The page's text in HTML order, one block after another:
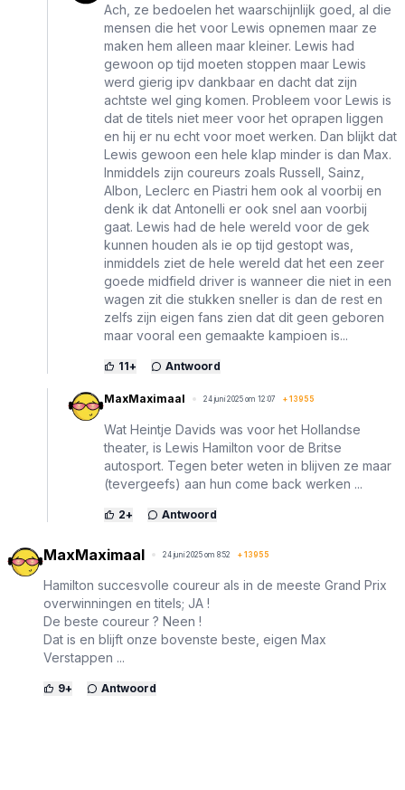
Ach, ze bedoelen het waarschijnlijk goed, al die
mensen die het voor Lewis opnemen maar ze
maken hem alleen maar kleiner. Lewis had
gewoon op tijd moeten stoppen maar Lewis
werd gierig ipv dankbaar en dacht dat zijn
achtste wel ging komen. Probleem voor Lewis is
dat de titels niet meer voor het oprapen liggen
en hij er nu echt voor moet werken. Dan blijkt dat
Lewis gewoon een hele klap minder is dan Max.
Inmiddels zijn coureurs zoals Russell, Sainz,
Albon, Leclerc en Piastri hem ook al voorbij en
denk ik dat Antonelli er ook snel aan voorbij
gaat. Lewis had de hele wereld voor de gek
kunnen houden als ie op tijd gestopt was,
inmiddels ziet de hele wereld dat het een zeer
goede midfield driver is wanneer die niet in een
wagen zit die stukken sneller is dan de rest en
zelfs zijn eigen fans zien dat dit geen geboren
maar vooral een gemaakte kampioen is...
11+ Antwoord
MaxMaximaal 24 juni 2025 om 12:07 + 13955
Wat Heintje Davids was voor het Hollandse
theater, is Lewis Hamilton voor de Britse
autosport. Tegen beter weten in blijven ze maar
(tevergeefs) aan hun come back werken ...
2+ Antwoord
MaxMaximaal 24 juni 2025 om 8:52 + 13955
Hamilton succesvolle coureur als in de meeste Grand Prix
overwinningen en titels; JA !
De beste coureur ? Neen !
Dat is en blijft onze bovenste beste, eigen Max
Verstappen ...
9+ Antwoord